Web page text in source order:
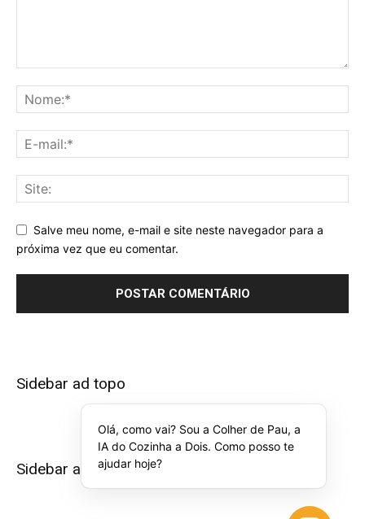
Salve meu nome, e-mail e site neste navegador para a
próxima vez que eu comentar.
Sidebar ad topo
Sidebar ad bottom
Olá, como vai? Sou a Colher de Pau, a
IA do Cozinha a Dois. Como posso te
ajudar hoje?